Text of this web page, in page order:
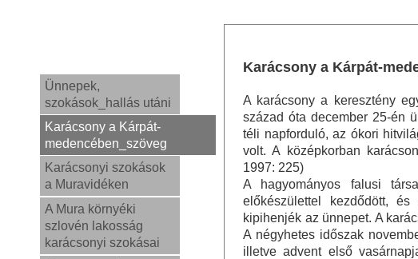
Ünnepek,
szokások_hallás utáni
Karácsony a Kárpát-
medencében_szöveg
Karácsonyi szokások
a Muravidéken
A Mura környéki
szlovén lakosság
karácsonyi szokásai
Karácsony a Kárpát-
A karácsony a keresztény
század óta december 25-én
téli napforduló, az ókori
volt. A középkorban
1997: 225)
A hagyományos falusi
előkészülettel kezdődött,
kipihenjék az ünnepet. A
A négyhetes időszak
illetve advent első